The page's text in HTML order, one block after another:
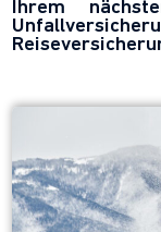
Ihrem